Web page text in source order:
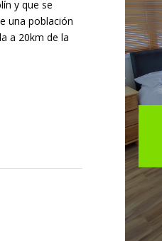
y que se
una población
a 20km de la